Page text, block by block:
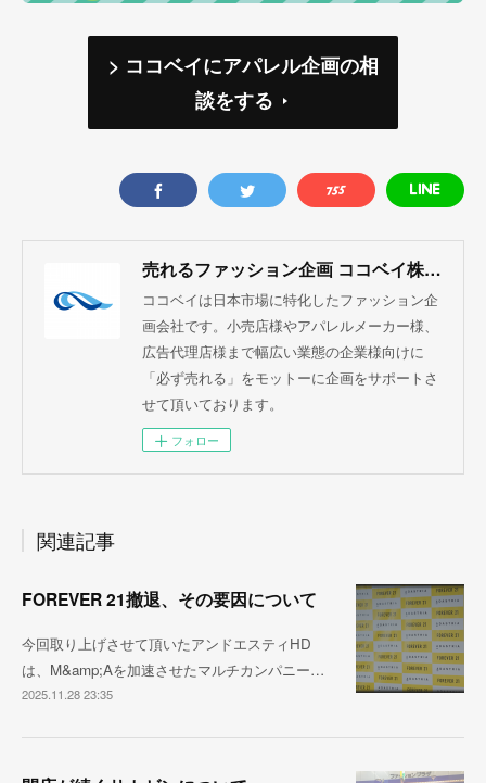
> ココベイにアパレル企画の相
談をする
売れるファッション企画 ココベイ株式会社
ココベイは日本市場に特化したファッション企
画会社です。小売店様やアパレルメーカー様、
広告代理店様まで幅広い業態の企業様向けに
「必ず売れる」をモットーに企画をサポートさ
せて頂いております。
フォロー
関連記事
FOREVER 21撤退、その要因について
今回取り上げさせて頂いたアンドエスティHD
は、M&amp;Aを加速させたマルチカンパニー…
2025.11.28 23:35